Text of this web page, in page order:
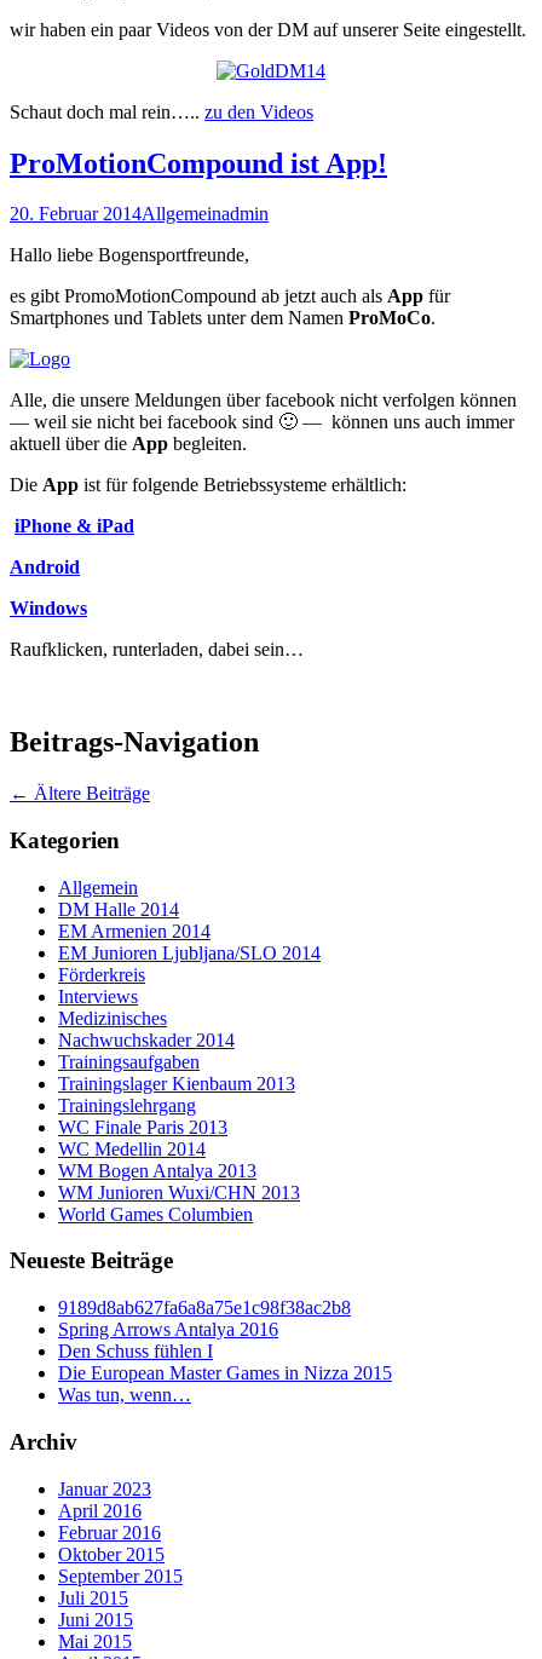
wir haben ein paar Videos von der DM auf unserer Seite eingestellt.
Schaut doch mal rein….. zu den Videos
ProMotionCompound ist App!
20. Februar 2014Allgemeinadmin
Hallo liebe Bogensportfreunde,
es gibt PromoMotionCompound ab jetzt auch als App für
Smartphones und Tablets unter dem Namen ProMoCo.
Alle, die unsere Meldungen über facebook nicht verfolgen können
— weil sie nicht bei facebook sind 🙂 — können uns auch immer
aktuell über die App begleiten.
Die App ist für folgende Betriebssysteme erhältlich:
iPhone & iPad
Android
Windows
Raufklicken, runterladen, dabei sein…
Beitrags-Navigation
← Ältere Beiträge
Kategorien
Allgemein
DM Halle 2014
EM Armenien 2014
EM Junioren Ljubljana/SLO 2014
Förderkreis
Interviews
Medizinisches
Nachwuchskader 2014
Trainingsaufgaben
Trainingslager Kienbaum 2013
Trainingslehrgang
WC Finale Paris 2013
WC Medellin 2014
WM Bogen Antalya 2013
WM Junioren Wuxi/CHN 2013
World Games Columbien
Neueste Beiträge
9189d8ab627fa6a8a75e1c98f38ac2b8
Spring Arrows Antalya 2016
Den Schuss fühlen I
Die European Master Games in Nizza 2015
Was tun, wenn…
Archiv
Januar 2023
April 2016
Februar 2016
Oktober 2015
September 2015
Juli 2015
Juni 2015
Mai 2015